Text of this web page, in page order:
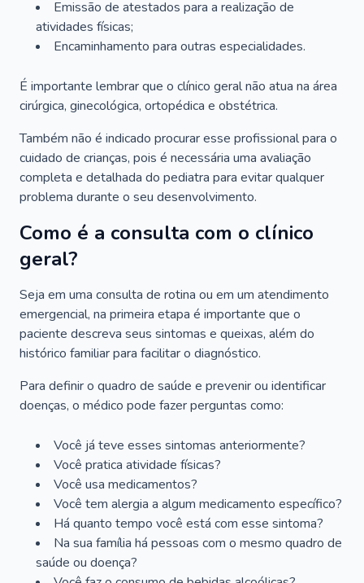
Emissão de atestados para a realização de
atividades físicas;
Encaminhamento para outras especialidades.
É importante lembrar que o clínico geral não atua na área
cirúrgica, ginecológica, ortopédica e obstétrica.
Também não é indicado procurar esse profissional para o
cuidado de crianças, pois é necessária uma avaliação
completa e detalhada do pediatra para evitar qualquer
problema durante o seu desenvolvimento.
Como é a consulta com o clínico
geral?
Seja em uma consulta de rotina ou em um atendimento
emergencial, na primeira etapa é importante que o
paciente descreva seus sintomas e queixas, além do
histórico familiar para facilitar o diagnóstico.
Para definir o quadro de saúde e prevenir ou identificar
doenças, o médico pode fazer perguntas como:
Você já teve esses sintomas anteriormente?
Você pratica atividade físicas?
Você usa medicamentos?
Você tem alergia a algum medicamento específico?
Há quanto tempo você está com esse sintoma?
Na sua família há pessoas com o mesmo quadro de
saúde ou doença?